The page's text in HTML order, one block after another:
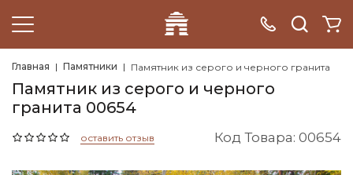
Главная Памятники Памятник из серого и черного гранита
Памятник из серого и черного
гранита 00654
оставить отзыв Код Товара: 00654